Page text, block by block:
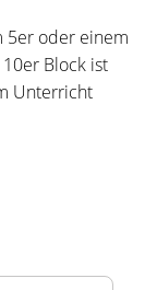
5er oder einem
Block ist
Unterricht